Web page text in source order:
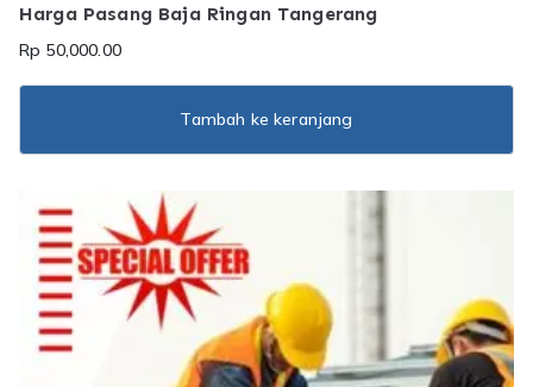
Harga Pasang Baja Ringan Tangerang
Rp 50,000.00
Tambah ke keranjang